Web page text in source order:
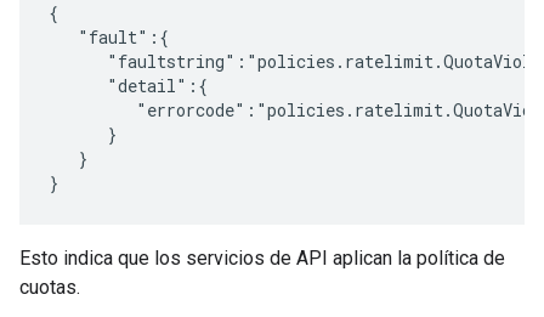
{
   "fault":{
      "detail":{
      }
   }
}
Esto indica que los servicios de API aplican la política de
cuotas.